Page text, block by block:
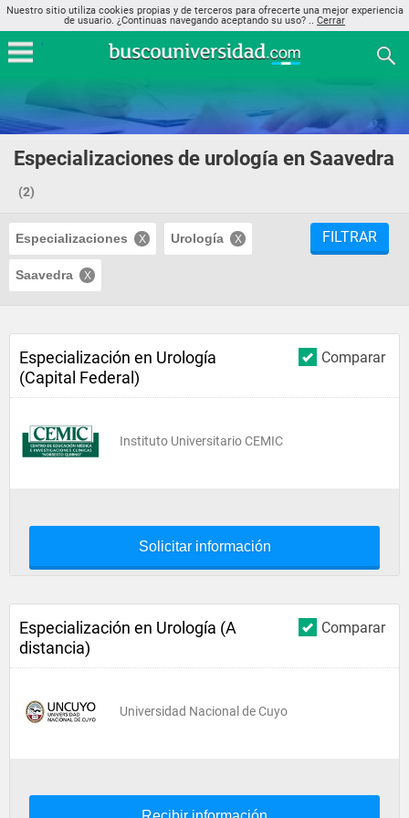
Nuestro sitio utiliza cookies propias y de terceros para ofrecerte una mejor experiencia
de usuario. ¿Continuas navegando aceptando su uso? .. Cerrar
Especializaciones de urología en Saavedra
(2)
Especializaciones Urología
Saavedra
FILTRAR
Comparar
Especialización en Urología
(Capital Federal)
Instituto Universitario CEMIC
Solicitar información
Comparar
Especialización en Urología (A
distancia)
Universidad Nacional de Cuyo